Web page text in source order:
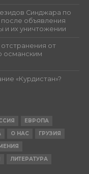
Синджара по
объявления
и их уничтожении
от
османским
«Курдистан»?
ЕВРОПА
О НАС
ГРУЗИЯ
ЛИТЕРАТУРА